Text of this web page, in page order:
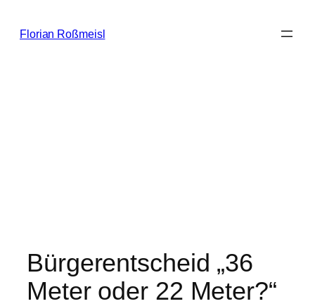
Inhalt
Florian Roßmeisl
Bürgerentscheid „36
Meter oder 22 Meter?“